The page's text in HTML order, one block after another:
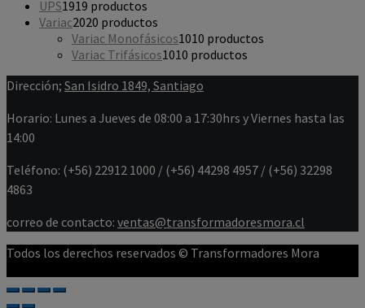
UPS1919 productos
Variac2020 productos
Variac Monofásicos1010 productos
Variac Trifásicos1010 productos
Dirección; San Isidro 1849, Santiago
Horario: Lunes a Jueves de 08:00 a 17:30hrs y Viernes hasta las
14:00
Teléfono: (+56) 22912 1000 / (+56) 44298 4957 / (+56) 32298
4863
correo de contacto: ventas@transformadoresmora.cl
Todos los derechos reservados © Transformadores Mora